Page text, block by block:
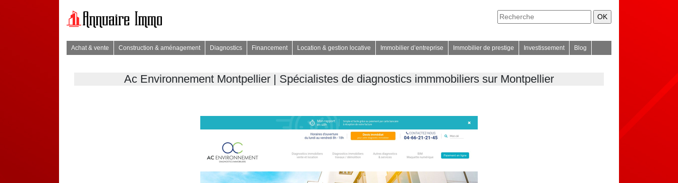
Achat & vente Construction & aménagement Diagnostics Financement Location & gestion locative Immobilier d’entreprise Immobilier de prestige Investissement Blog
Ac Environnement Montpellier | Spécia­listes de diagnostics immmobi­liers sur Montpellier